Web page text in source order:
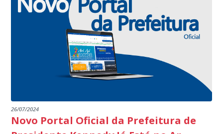
26/07/2024
Novo Portal Oficial da Prefeitura de